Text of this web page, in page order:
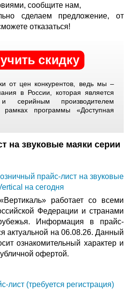
сообщите нам,
сделаем предложение, от
отказаться!
скидку
от цен конкурентов, ведь мы –
в России, которая является
и серийным производителем
программы «Доступная
на звуковые маяки серии
прайс-лист на звуковые
на сегодня
работает со всеми
Федерации и странами
Информация в прайс-
актуальной на 06.08.26. Данный
ознакомительный характер и
офертой.
лист (требуется регистрация)